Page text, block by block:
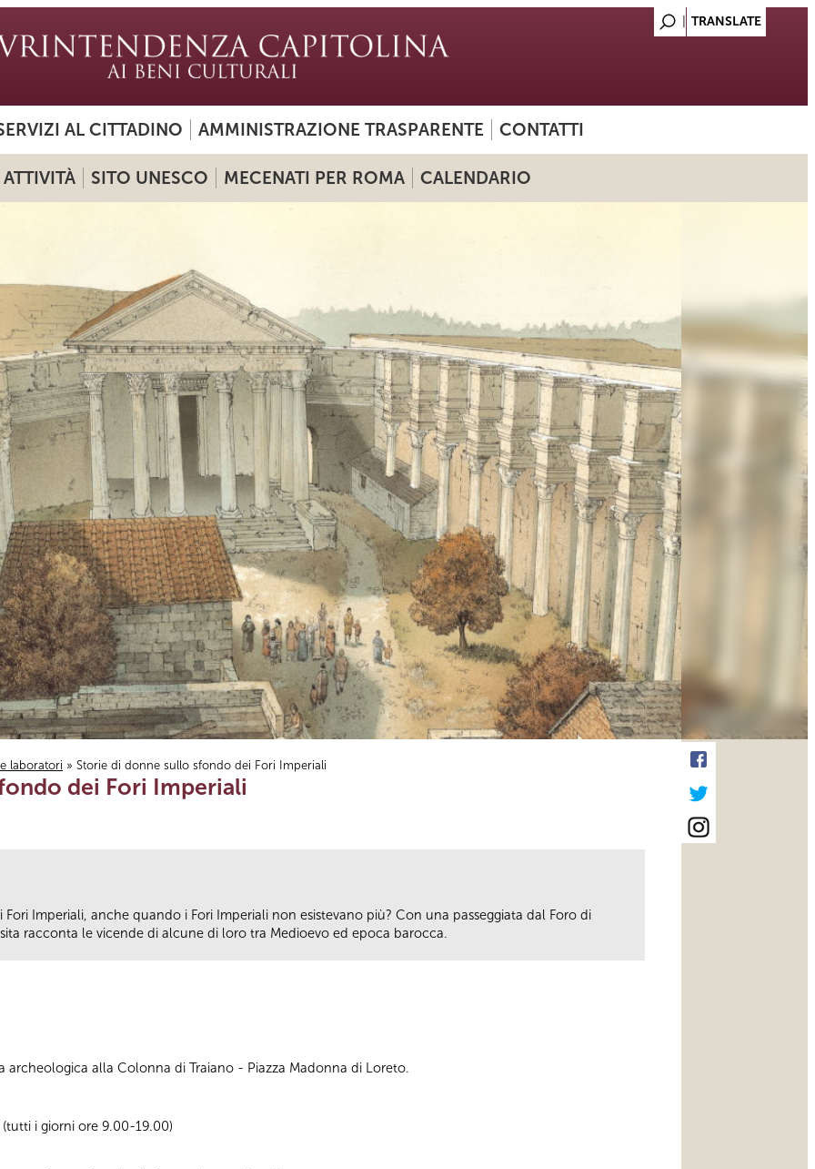
AL CITTADINO AMMINISTRAZIONE TRASPARENTE CONTATTI
ATTIVITÀ SITO UNESCO MECENATI PER ROMA CALENDARIO
laboratori » Storie di donne sullo sfondo dei Fori Imperiali
dei Fori Imperiali
Imperiali, anche quando i Fori Imperiali non esistevano più? Con una passeggiata dal Foro di
racconta le vicende di alcune di loro tra Medioevo ed epoca barocca.
archeologica alla Colonna di Traiano - Piazza Madonna di Loreto.
i giorni ore 9.00-19.00)